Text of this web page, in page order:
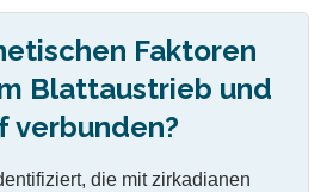
Faktoren
Blattaustrieb und
verbunden?
die mit zirkadianen